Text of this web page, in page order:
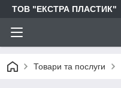
ТОВ "ЕКСТРА ПЛАСТИК"
Товари та послуги